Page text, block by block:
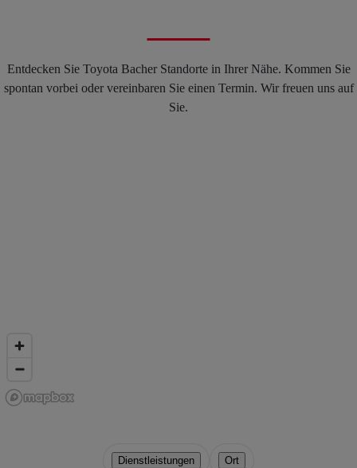
Entdecken Sie Toyota Bacher Standorte in Ihrer Nähe. Kommen Sie
spontan vorbei oder vereinbaren Sie einen Termin. Wir freuen uns auf
Sie.
Dienstleistungen Ort